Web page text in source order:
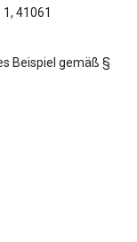
, 41061
Beispiel gemäß §